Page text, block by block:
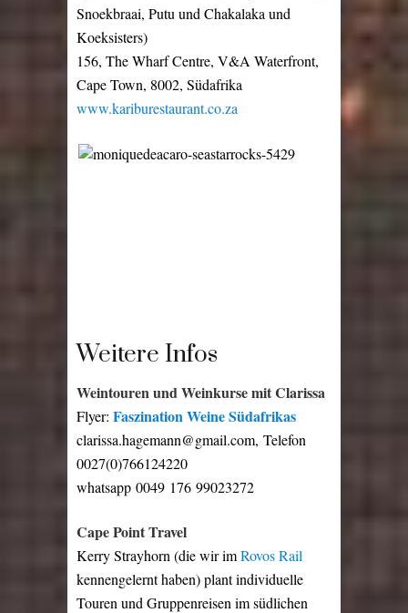
Snoekbraai, Putu und Chakalaka und
Koeksisters)
156, The Wharf Centre, V&A Waterfront,
Cape Town, 8002, Südafrika
www.kariburestaurant.co.za
Weitere Infos
Weintouren und Weinkurse mit Clarissa
Flyer: Faszination Weine Südafrikas
clarissa.hagemann@gmail.com, Telefon
0027(0)766124220
whatsapp 0049 176 99023272
Cape Point Travel
Kerry Strayhorn (die wir imRovos Rail
kennengelernt haben) plant individuelle
Touren und Gruppenreisen im südlichen